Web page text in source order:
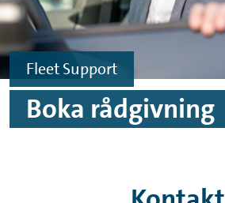
Fleet Support
Boka rådgivning